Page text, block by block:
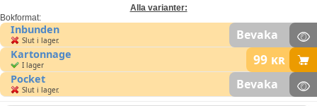
Alla varianter:
Bokformat:
Inbunden
Slut i lager. Bevaka
Kartonnage
I lager 99 kr
Pocket
Slut i lager. Bevaka